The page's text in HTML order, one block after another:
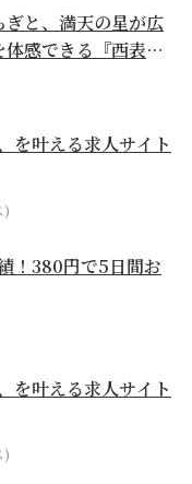
と、満天の星が広
感できる『西表島
を叶える求人サイト
)
！380円で5日間お
を叶える求人サイト
)